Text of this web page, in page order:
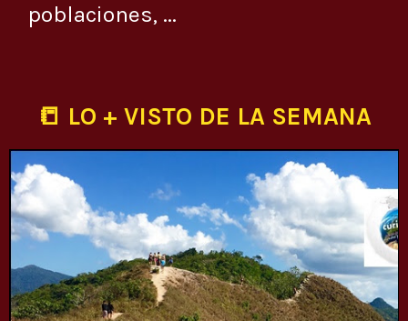
poblaciones, ...
📒 LO + VISTO DE LA SEMANA